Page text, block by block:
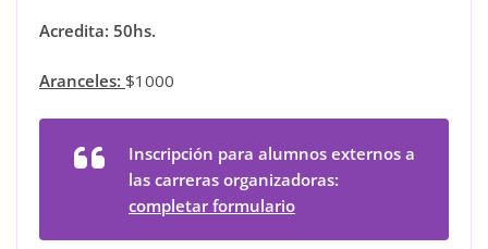
Acredita: 50hs.
Aranceles: $1000
Inscripción para alumnos externos a
las carreras organizadoras:
completar formulario